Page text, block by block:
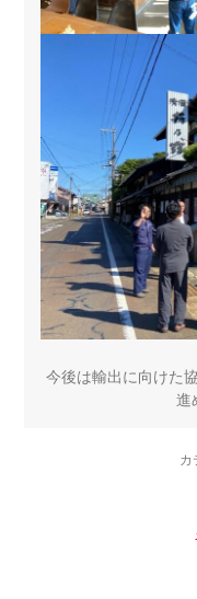
今後は輸出に向けた
進
カ